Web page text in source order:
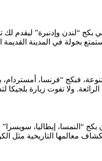
بكج “لندن وإدنبرة”
بجولة في المدينة
فبكج “فرنسا، أمستردام،
ولا تفوت زيارة بلجيكا
“النمسا، إيطاليا،
معالمها التاريخية